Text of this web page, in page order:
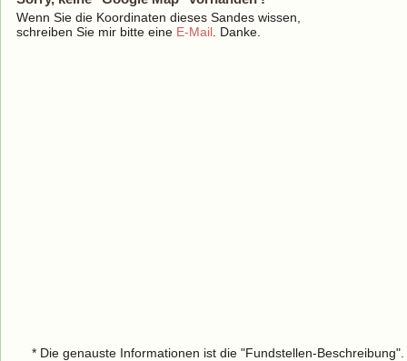
Wenn Sie die Koordinaten dieses Sandes wissen,
schreiben Sie mir bitte eine E-Mail . Danke.
* Die genauste Informationen ist die "Fundstellen-